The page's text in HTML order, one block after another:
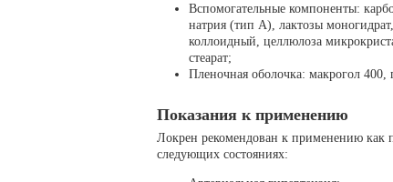
Вспомогательные компоненты:
натрия (тип А), лактозы
коллоидный, целлюлоза
стеарат;
Пленочная оболочка: макрогол 400,
Показания к применению
Локрен рекомендован к применению как
следующих состояниях: